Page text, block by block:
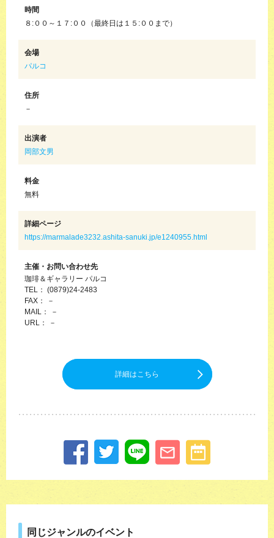
時間
８:００～１７:００（最終日は１５:００まで）
会場
パルコ
住所
－
出演者
岡部文男
料金
無料
詳細ページ
https://marmalade3232.ashita-sanuki.jp/e1240955.html
主催・お問い合わせ先
珈琲＆ギャラリー パルコ
TEL： (0879)24-2483
FAX： －
MAIL： －
URL： －
詳細はこちら
同じジャンルのイベント